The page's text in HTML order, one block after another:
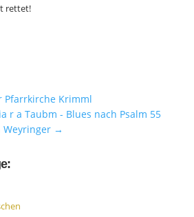
rettet!
Pfarrkirche Krimml
r a Taubm - Blues nach Psalm 55
Weyringer→